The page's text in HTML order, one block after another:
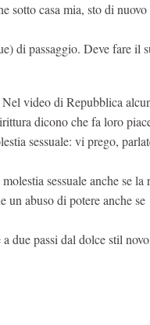
sotto casa mia, sto di nuovo
di passaggio. Deve fare il
Nel video di Repubblica
dicono che fa loro
sessuale: vi prego,
sessuale anche se la
un abuso di potere anche se
due passi dal dolce stil